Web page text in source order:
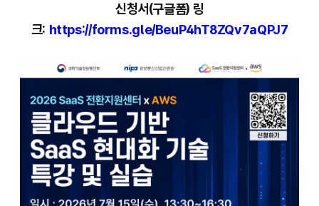
신청서(구글폼) 링
크: https://forms.gle/BeuP4hT8ZQv7aQPJ7